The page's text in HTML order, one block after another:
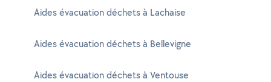
Aides évacuation déchets à Lachaise
Aides évacuation déchets à Bellevigne
Aides évacuation déchets à Ventouse